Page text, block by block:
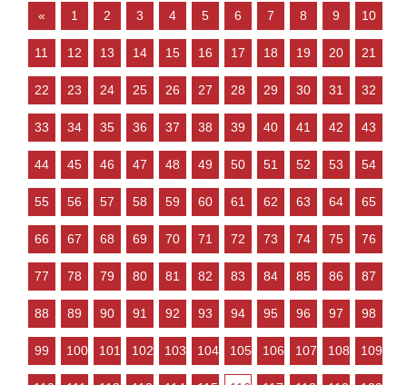
は、 ○住宅ローンが低金利で不
動産を買いやすい ○売り物件が
少なく、物件を探している人が
多い などの状況ですので、
「不動産売却のやり方によって
ってよいと思います。 …
（道路）南東1.10ｍ （土砂災
害）該当なし （洪水）該当なし
（高潮）伊勢湾台風規模 予想浸
水深さ2m以上5m未満
30年確率 予想浸水深さ50㎝未
満 （内水）浸水想定深さ0.01ｍ
以上 （津波）浸水想定深さ2.0
ｍ以上3.0m未満 -------------------
------------------ 現在の不動産市
況については、 ○住宅ローンが
低金利で不動産を買いやすい ○
売り物件が…
« 1 2 3 4 5 6 7 8 9 10
11 12 13 14 15 16 17 18 19 20 21
22 23 24 25 26 27 28 29 30 31 32
33 34 35 36 37 38 39 40 41 42 43
44 45 46 47 48 49 50 51 52 53 54
55 56 57 58 59 60 61 62 63 64 65
66 67 68 69 70 71 72 73 74 75 76
77 78 79 80 81 82 83 84 85 86 87
88 89 90 91 92 93 94 95 96 97 98
99 100 101 102 103 104 105 106 107 108 109